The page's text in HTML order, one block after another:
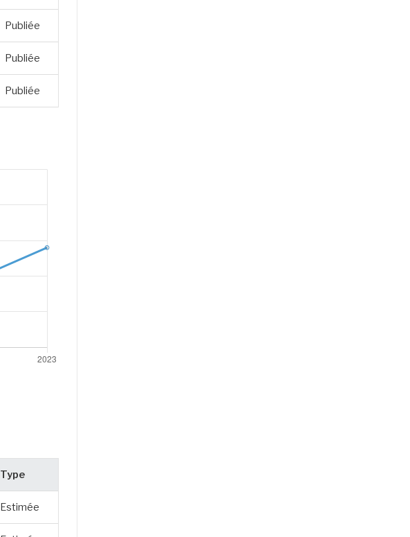
Publiée
Publiée
Publiée
Type
Estimée